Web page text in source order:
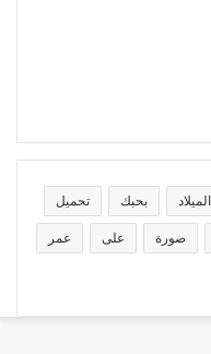
الميلاد بحبك تحميل
صورة على عمر